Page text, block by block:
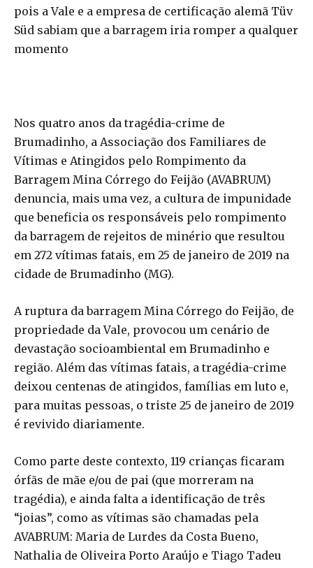
pois a Vale e a empresa de certificação alemã Tüv
Süd sabiam que a barragem iria romper a qualquer
momento
Nos quatro anos da tragédia-crime de
Brumadinho, a Associação dos Familiares de
Vítimas e Atingidos pelo Rompimento da
Barragem Mina Córrego do Feijão (AVABRUM)
denuncia, mais uma vez, a cultura de impunidade
que beneficia os responsáveis pelo rompimento
da barragem de rejeitos de minério que resultou
em 272 vítimas fatais, em 25 de janeiro de 2019 na
cidade de Brumadinho (MG).
A ruptura da barragem Mina Córrego do Feijão, de
propriedade da Vale, provocou um cenário de
devastação socioambiental em Brumadinho e
região. Além das vítimas fatais, a tragédia-crime
deixou centenas de atingidos, famílias em luto e,
para muitas pessoas, o triste 25 de janeiro de 2019
é revivido diariamente.
Como parte deste contexto, 119 crianças ficaram
órfãs de mãe e/ou de pai (que morreram na
tragédia), e ainda falta a identificação de três
“joias”, como as vítimas são chamadas pela
AVABRUM: Maria de Lurdes da Costa Bueno,
Nathalia de Oliveira Porto Araújo e Tiago Tadeu